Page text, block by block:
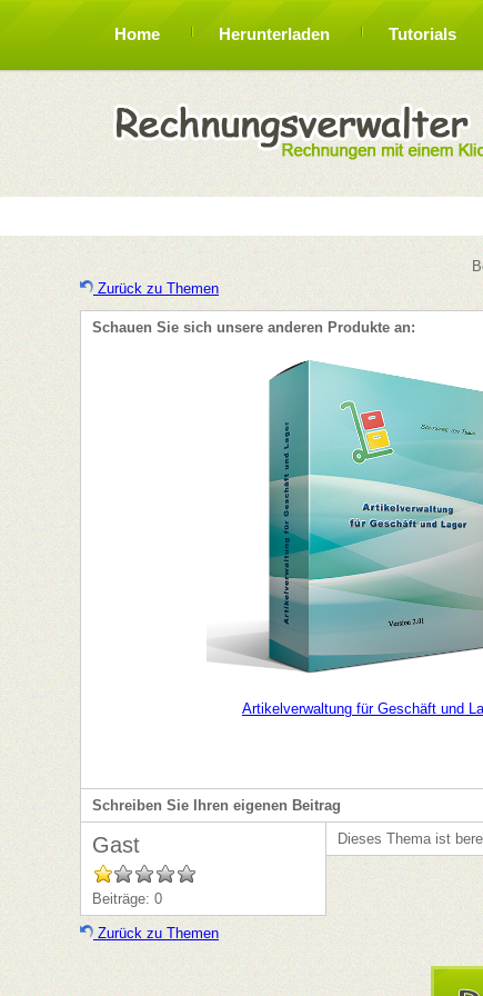
Home Herunterladen Tutorials
Zurück zu Themen
Schauen Sie sich unsere anderen Produkte an:
Artikelverwaltung für Geschäft und
Schreiben Sie Ihren eigenen Beitrag
Gast
Beiträge: 0
Dieses Thema ist
Zurück zu Themen